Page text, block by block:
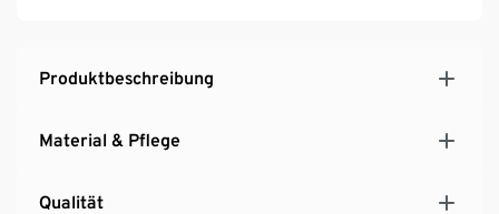
Produktbeschreibung
Material & Pflege
Qualität